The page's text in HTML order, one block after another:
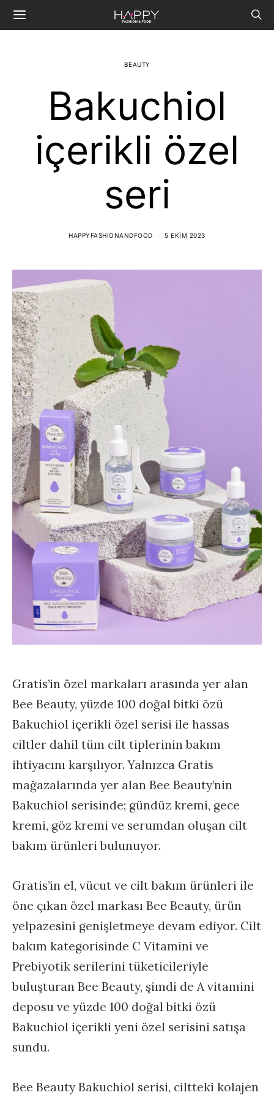
BEAUTY
Bakuchiol
içerikli özel
seri
HAPPYFASHIONANDFOOD 5 EKIM 2023
Gratis’in özel markaları arasında yer alan
Bee Beauty, yüzde 100 doğal bitki özü
Bakuchiol içerikli özel serisi ile hassas
ciltler dahil tüm cilt tiplerinin bakım
ihtiyacını karşılıyor. Yalnızca Gratis
mağazalarında yer alan Bee Beauty’nin
Bakuchiol serisinde; gündüz kremi, gece
kremi, göz kremi ve serumdan oluşan cilt
bakım ürünleri bulunuyor.
Gratis’in el, vücut ve cilt bakım ürünleri ile
öne çıkan özel markası Bee Beauty, ürün
yelpazesini genişletmeye devam ediyor. Cilt
bakım kategorisinde C Vitamini ve
Prebiyotik serilerini tüketicileriyle
buluşturan Bee Beauty, şimdi de A vitamini
deposu ve yüzde 100 doğal bitki özü
Bakuchiol içerikli yeni özel serisini satışa
sundu.
Bee Beauty Bakuchiol serisi, ciltteki kolajen